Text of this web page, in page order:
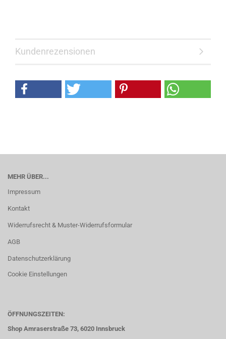
Kundenrezensionen
MEHR ÜBER...
Impressum
Kontakt
Widerrufsrecht & Muster-Widerrufsformular
AGB
Datenschutzerklärung
Cookie Einstellungen
ÖFFNUNGSZEITEN:
Shop Amraserstraße 73, 6020 Innsbruck